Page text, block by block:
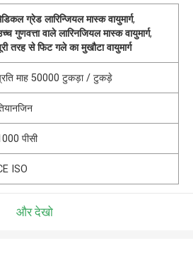
ग्रेड लारिन्जियल मास्क वायुमार्ग,
गुणवत्ता वाले लारिनजियल मास्क वायुमार्ग,
तरह से फिट गले का मुखौटा वायुमार्ग
माह 50000 टुकड़ा / टुकड़े
पीसी
ISO
और देखो